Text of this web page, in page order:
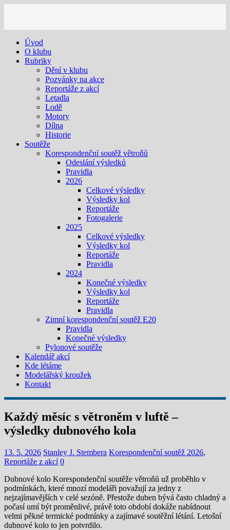
Úvod
O klubu
Rubriky
Dění v klubu
Pozvánky na akce
Reportáže z akcí
Letadla
Lodě
Motory
Dílna
Historie
Soutěže
Korespondenční soutěž větroňů
Odeslání výsledků
Pravidla
2026
Celkové výsledky
Výsledky kol
Reportáže
Fotogalerie
2025
Celkové výsledky
Výsledky kol
Reportáže
Pravidla
2024
Konečné výsledky
Výsledky kol
Reportáže
Pravidla
Zimní korespondenční soutěž E20
Pravidla
Konečné výsledky
Pylonové soutěže
Kalendář akcí
Kde létáme
Modelářský kroužek
Kontakt
Každý měsíc s větroněm v luftě –
výsledky dubnového kola
13. 5. 2026 Stanley J. Stembera Korespondenční soutěž 2026,
Reportáže z akcí 0
Dubnové kolo Korespondenční soutěže větroňů už proběhlo v
podmínkách, které mnozí modeláři považují za jedny z
nejzajímavějších v celé sezóně. Přestože duben bývá často chladný a
počasí umí být proměnlivé, právě toto období dokáže nabídnout
velmi pěkné termické podmínky a zajímavé soutěžní létání. Letošní
dubnové kolo to jen potvrdilo.